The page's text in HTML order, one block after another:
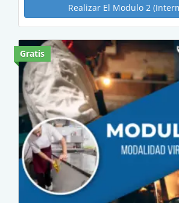
Realizar El Modulo 2
Gratis